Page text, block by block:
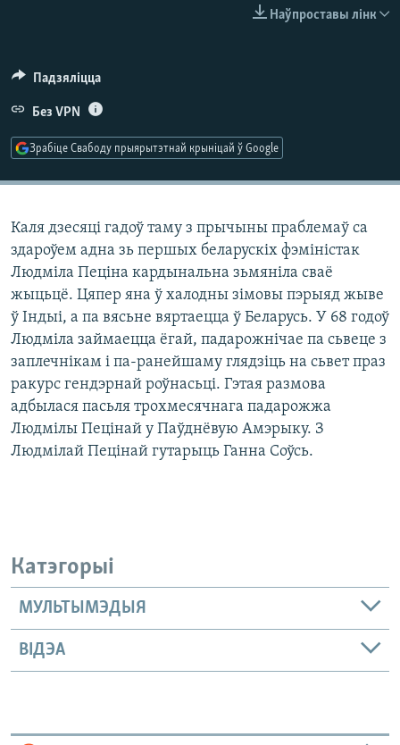
Наўпроставы лінк
Падзяліцца
Без VPN
Зрабіце Свабоду прыярытэтнай крыніцай ў Google
Каля дзесяці гадоў таму з прычыны праблемаў са
здароўем адна зь першых беларускіх фэміністак
Людміла Пеціна кардынальна зьмяніла сваё
жыцьцё. Цяпер яна ў халодны зiмовы пэрыяд жыве
ў Індыі, а па вясьне вяртаецца ў Беларусь. У 68 годоў
Людміла займаецца ёгай, падарожнічае па сьвеце з
заплечнікам і па-ранейшаму глядзіць на сьвет праз
ракурс гендэрнай роўнасьці. Гэтая размова
адбылася пасьля трохмесячнага падарожжа
Людмілы Пецінай у Паўднёвую Амэрыку. З
Людмілай Пецінай гутарыць Ганна Соўсь.
Катэгорыі
МУЛЬТЫМЭДЫЯ
ВІДЭА